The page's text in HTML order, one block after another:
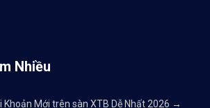
Nhiều
Khoản Mới trên sàn XTB Dễ Nhất 2026 →